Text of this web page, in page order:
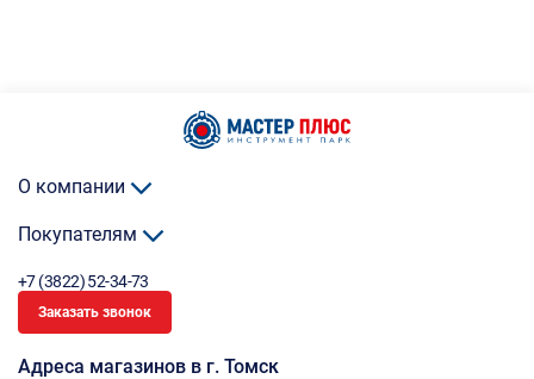
О компании
Покупателям
+7 (3822) 52-34-73
Заказать звонок
Адреса магазинов в г. Томск